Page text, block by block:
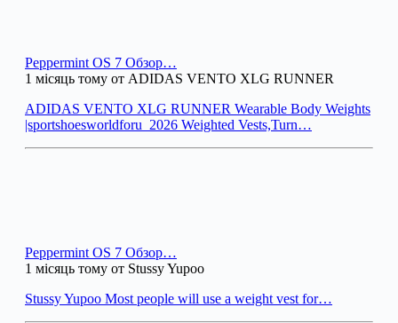
Peppermint OS 7 Обзор…
1 місяць тому от ADIDAS VENTO XLG RUNNER
ADIDAS VENTO XLG RUNNER Wearable Body Weights
|sportshoesworldforu_2026 Weighted Vests,Turn…
Peppermint OS 7 Обзор…
1 місяць тому от Stussy Yupoo
Stussy Yupoo Most people will use a weight vest for…